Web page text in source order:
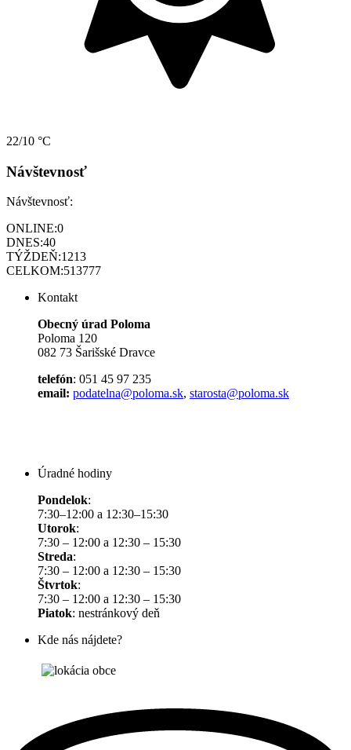
22/10 °C
Návštevnosť
Návštevnosť:
ONLINE:0
DNES:40
TÝŽDEŇ:1213
CELKOM:513777
Kontakt
Obecný úrad Poloma
Poloma 120
082 73 Šarišské Dravce
telefón: 051 45 97 235
email: podatelna@poloma.sk, starosta@poloma.sk
Úradné hodiny
Pondelok:
7:30–12:00 a 12:30–15:30
Utorok:
7:30 – 12:00 a 12:30 – 15:30
Streda:
7:30 – 12:00 a 12:30 – 15:30
Štvrtok:
7:30 – 12:00 a 12:30 – 15:30
Piatok: nestránkový deň
Kde nás nájdete?